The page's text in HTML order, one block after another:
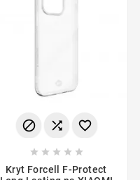
  
    
Kryt Forcell F-Protect